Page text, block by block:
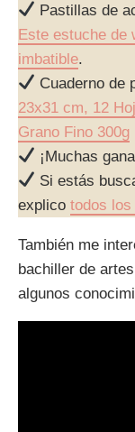
Pastillas de
Este estuche de
imbatible.
Cuaderno de
23x31 cm, 12
Grano Fino 300g
¡Muchas
Si estás
explico todos
También me
bachiller de
algunos